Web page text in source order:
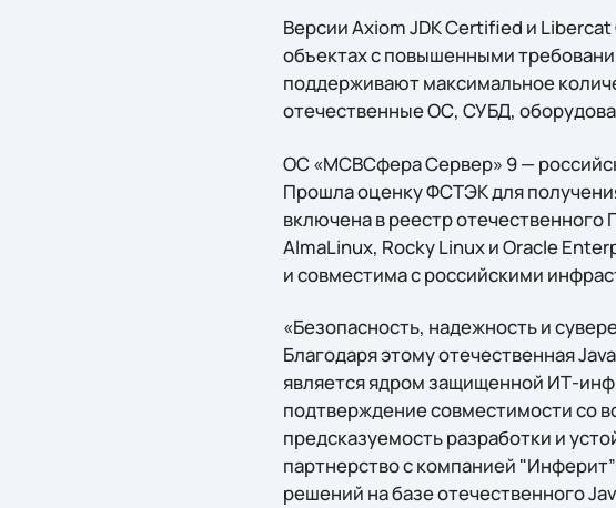
Версии Axiom JDK Certified и
объектах с повышенными
поддерживают максимальное
отечественные ОС, СУБД,
ОС «МСВСфера Сервер» 9 —
Прошла оценку ФСТЭК для
включена в реестр
AlmaLinux, Rocky Linux и Oracle
и совместима с российскими
«Безопасность, надежность и
Благодаря этому отечественная
является ядром защищенной ИТ-
подтверждение совместимости со
предсказуемость разработки и
партнерство с компанией
решений на базе отечественного